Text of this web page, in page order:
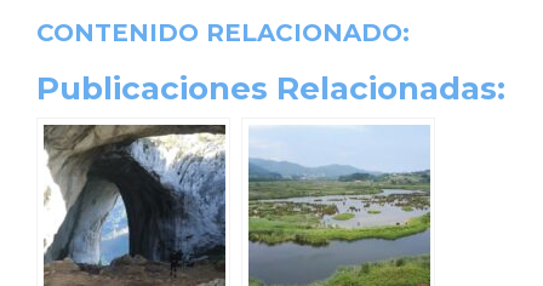
CONTENIDO RELACIONADO:
Publicaciones Relacionadas: